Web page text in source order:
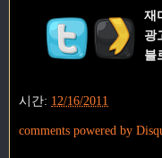
재
광
블
시간: 12/16/2011
comments powered by